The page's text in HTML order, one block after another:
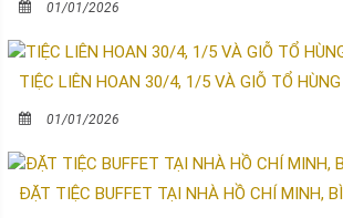
01/01/2026
TIỆC LIÊN HOAN 30/4, 1/5 VÀ GIỖ TỔ
01/01/2026
ĐẶT TIỆC BUFFET TẠI NHÀ HỒ CHÍ MINH,